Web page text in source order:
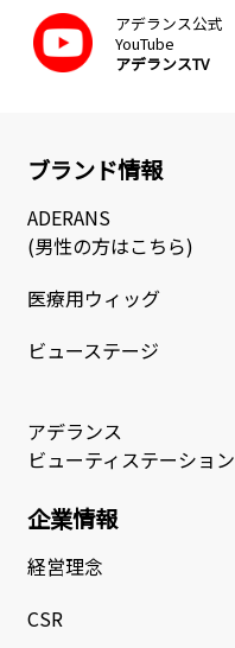
アデランス公式
YouTube
アデランスTV
ブランド情報
ADERANS
(男性の方はこちら)
医療用ウィッグ
ビューステージ
アデランス
ビューティステーション
企業情報
経営理念
CSR